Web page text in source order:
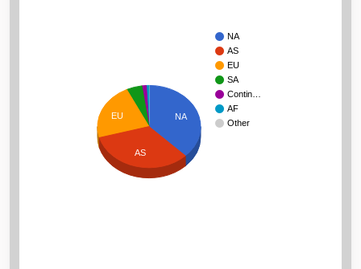
NA
AS
EU
SA
Contin…
AF
Other
NA
EU
AS